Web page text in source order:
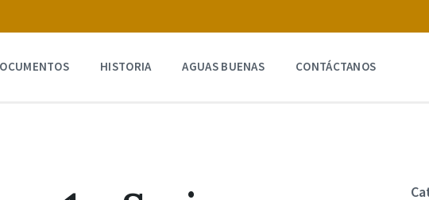
HISTORIA AGUAS BUENAS CONTÁCTANOS